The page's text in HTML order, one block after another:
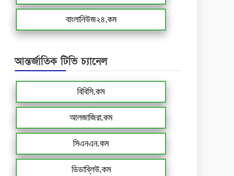
বাংলানিউজ২৪.কম
আন্তর্জাতিক টিভি চ্যানেল
বিবিসি.কম
আলজাজিরা.কম
সিএনএন.কম
ডিডাব্লিউ.কম